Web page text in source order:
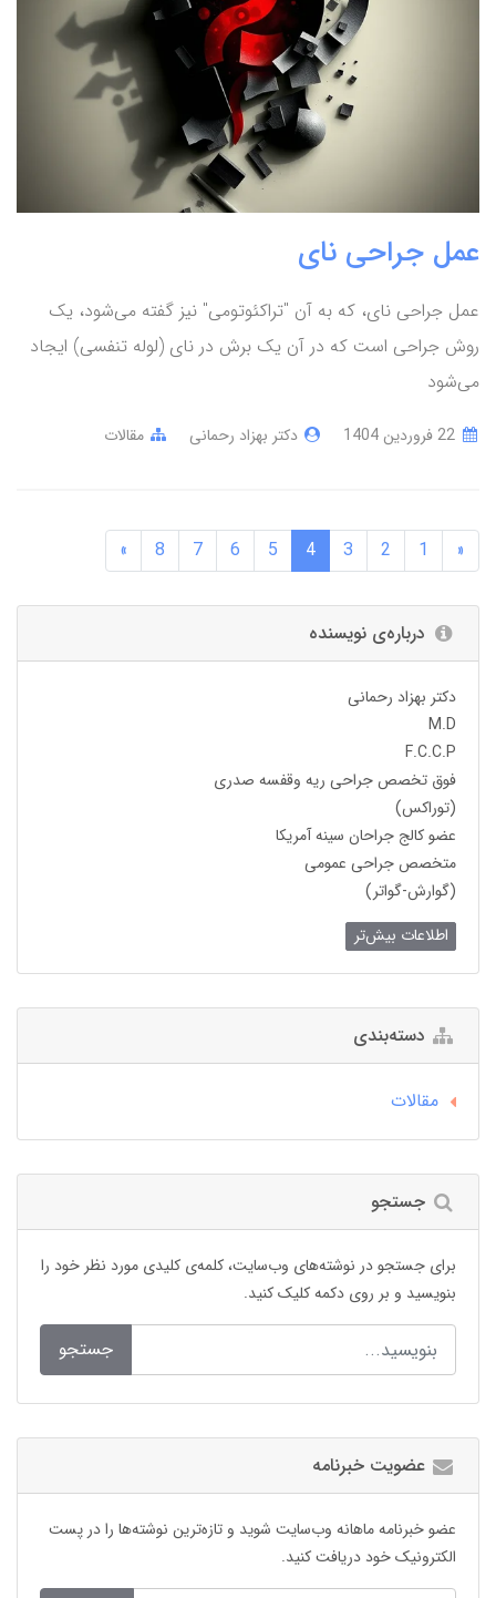
عمل جراحی نای
عمل جراحی نای، که به آن "تراکئوتومی" نیز گفته می‌شود، یک
روش جراحی است که در آن یک برش در نای (لوله تنفسی) ایجاد
می‌شود
دکتر بهزاد رحمانی مقالات
«
1
2
3
4
5
6
7
8
»
درباره‌ی نویسنده
دکتر بهزاد رحمانی
M.D
F.C.C.P
فوق تخصص جراحی ریه وقفسه صدری
(توراکس)
عضو کالج جراحان سینه آمریکا
متخصص جراحی عمومی
(گوارش-گواتر)
اطلاعات بیش‌تر
دسته‌بندی
مقالات
جستجو
برای جستجو در نوشته‌های وب‌سایت، کلمه‌ی کلیدی مورد نظر خود را
بنویسید و بر روی دکمه کلیک کنید.
جستجو
عضویت خبرنامه
عضو خبرنامه ماهانه وب‌سایت شوید و تازه‌ترین نوشته‌ها را در پست
الکترونیک خود دریافت کنید.